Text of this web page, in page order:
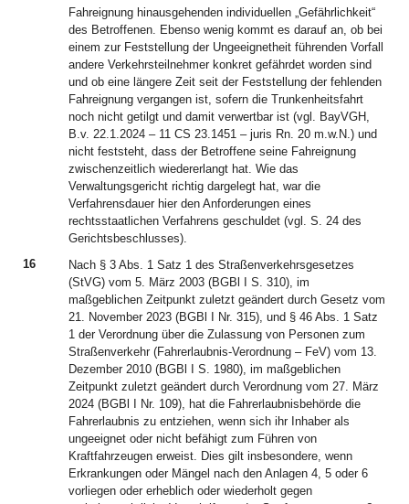
Fahreignung hinausgehenden individuellen „Gefährlichkeit“
des Betroffenen. Ebenso wenig kommt es darauf an, ob bei
einem zur Feststellung der Ungeeignetheit führenden Vorfall
andere Verkehrsteilnehmer konkret gefährdet worden sind
und ob eine längere Zeit seit der Feststellung der fehlenden
Fahreignung vergangen ist, sofern die Trunkenheitsfahrt
noch nicht getilgt und damit verwertbar ist (vgl. BayVGH,
B.v. 22.1.2024 – 11 CS 23.1451 – juris Rn. 20 m.w.N.) und
nicht feststeht, dass der Betroffene seine Fahreignung
zwischenzeitlich wiedererlangt hat. Wie das
Verwaltungsgericht richtig dargelegt hat, war die
Verfahrensdauer hier den Anforderungen eines
rechtsstaatlichen Verfahrens geschuldet (vgl. S. 24 des
Gerichtsbeschlusses).
16
Nach § 3 Abs. 1 Satz 1 des Straßenverkehrsgesetzes
(StVG) vom 5. März 2003 (BGBl I S. 310), im
maßgeblichen Zeitpunkt zuletzt geändert durch Gesetz vom
21. November 2023 (BGBl I Nr. 315), und § 46 Abs. 1 Satz
1 der Verordnung über die Zulassung von Personen zum
Straßenverkehr (Fahrerlaubnis-Verordnung – FeV) vom 13.
Dezember 2010 (BGBl I S. 1980), im maßgeblichen
Zeitpunkt zuletzt geändert durch Verordnung vom 27. März
2024 (BGBl I Nr. 109), hat die Fahrerlaubnisbehörde die
Fahrerlaubnis zu entziehen, wenn sich ihr Inhaber als
ungeeignet oder nicht befähigt zum Führen von
Kraftfahrzeugen erweist. Dies gilt insbesondere, wenn
Erkrankungen oder Mängel nach den Anlagen 4, 5 oder 6
vorliegen oder erheblich oder wiederholt gegen